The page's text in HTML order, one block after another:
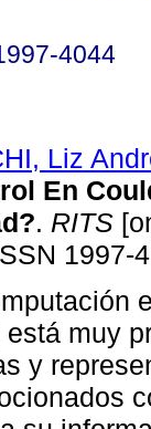
4044
Liz
En
. RITS
1997-
muy
y